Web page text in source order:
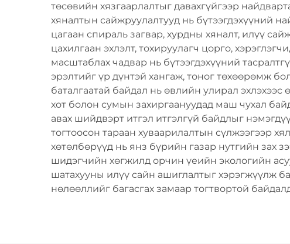
төсөвийн хязгаарлалтыг давахгүйгээр
хяналтын сайжруулалтууд нь бүтээгдэхүүний
цагаан спираль загвар, хурдны хяналт, илүү
цахилгаан эхлэлт, тохируулагч цорго,
масштаблах чадвар нь бүтээгдэхүүний
эрэлтийг үр дүнтэй хангаж, тоног төхөөрөмж
баталгаатай байдал нь өвлийн улирал
хот болон сумын захиргаануудад маш чухал
авах шийдвэрт итгэл итгэлгүй байдлыг
тогтоосон тараан хуваарилалтын сүлжээгээр
хөтөлбөрүүд нь янз бүрийн газар нутгийн зах
шидэгчийн хөгжилд орчин үеийн экологийн
шатахууны илүү сайн ашиглалтыг хэрэгжүүлж
нөлөөллийг багасгах замаар тогтвортой